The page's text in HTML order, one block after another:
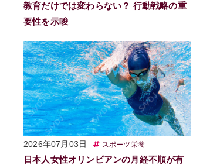
教育だけでは変わらない？ 行動戦略の重
要性を示唆
2026年07月03日 スポーツ栄養
日本人女性オリンピアンの月経不順が有